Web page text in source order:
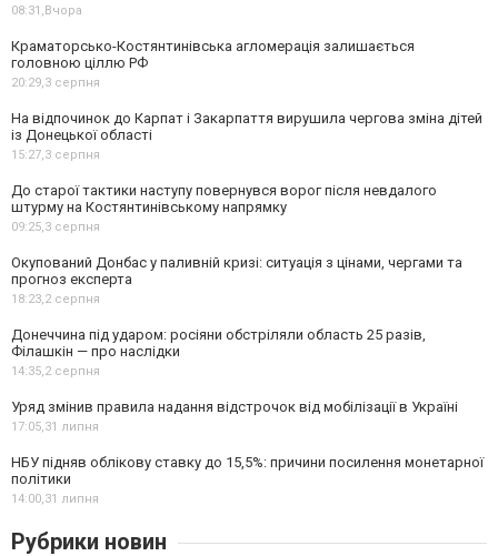
08:31,Вчора
Краматорсько-Костянтинівська агломерація залишається
головною ціллю РФ
20:29,3 серпня
На відпочинок до Карпат і Закарпаття вирушила чергова зміна дітей
із Донецької області
15:27,3 серпня
До старої тактики наступу повернувся ворог після невдалого
штурму на Костянтинівському напрямку
09:25,3 серпня
Окупований Донбас у паливній кризі: ситуація з цінами, чергами та
прогноз експерта
18:23,2 серпня
Донеччина під ударом: росіяни обстріляли область 25 разів,
Філашкін — про наслідки
14:35,2 серпня
Уряд змінив правила надання відстрочок від мобілізації в Україні
17:05,31 липня
НБУ підняв облікову ставку до 15,5%: причини посилення монетарної
політики
14:00,31 липня
Рубрики новин